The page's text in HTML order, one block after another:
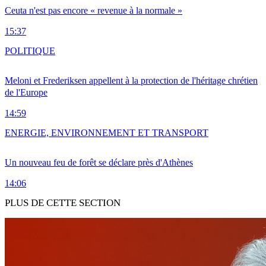
Ceuta n'est pas encore « revenue à la normale »
15:37
Meloni et Frederiksen appellent à la protection de l'héritage chrétien
de l'Europe
14:59
POLITIQUE
Un nouveau feu de forêt se déclare près d'Athènes
14:06
ENERGIE, ENVIRONNEMENT ET TRANSPORT
PLUS DE CETTE SECTION